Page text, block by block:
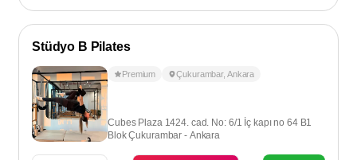
Stüdyo B Pilates
Premium Çukurambar, Ankara
Cubes Plaza 1424. cad. No: 6/1 İç kapı no 64 B1
Blok Çukurambar - Ankara